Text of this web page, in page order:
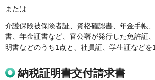
または
介護保険被保険者証、資格確認書、年金手帳
書、年金証書など、官公署が発行した免許証
明書などのうち1点と、社員証、学生証などを
納税証明書交付請求書